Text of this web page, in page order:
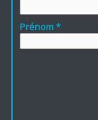
Prénom *